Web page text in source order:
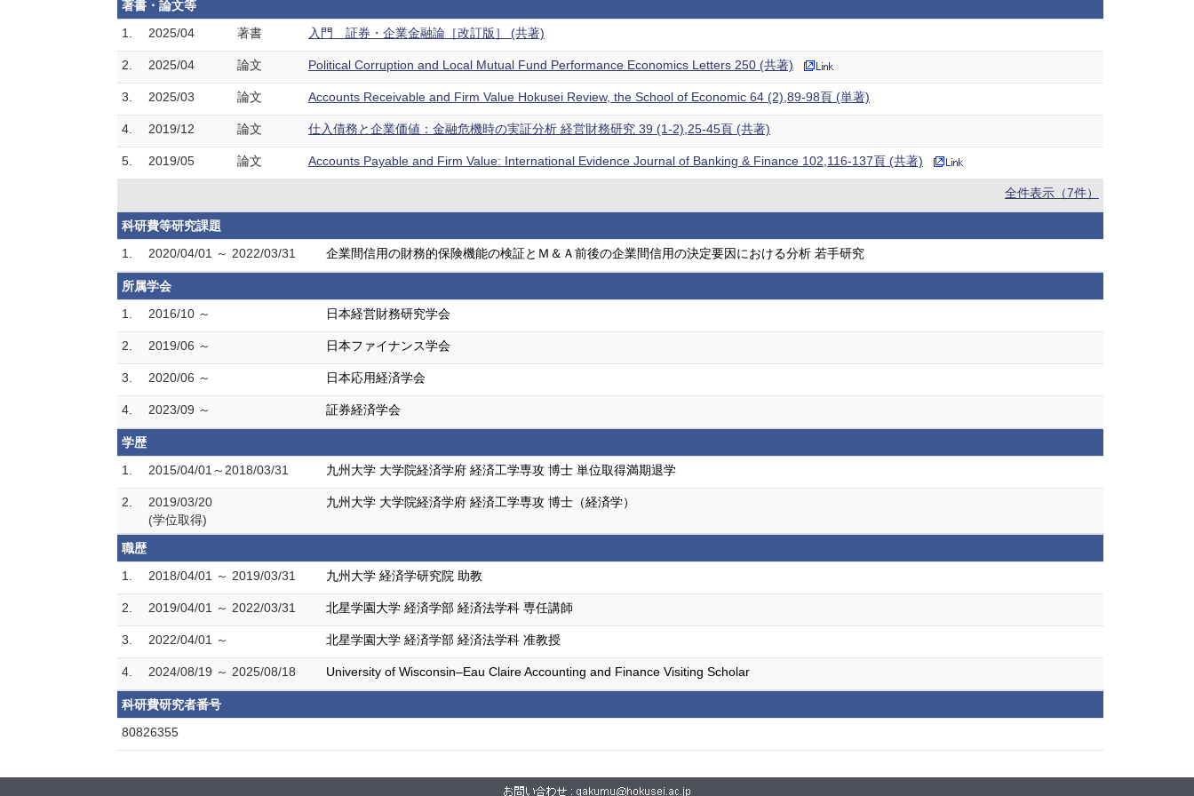
著書・論文等
1.
2025/04 著書 入門 証券・企業金融論［改訂版］ (共著)
2. 2025/04 論文 Political Corruption and Local Mutual Fund Performance Economics Letters 250 (共著)
3. 2025/03 論文 Accounts Receivable and Firm Value Hokusei Review, the School of Economic 64 (2),89-98頁 (単著)
4. 2019/12 論文 仕入債務と企業価値：金融危機時の実証分析 経営財務研究 39 (1-2),25-45頁 (共著)
5. 2019/05 論文 Accounts Payable and Firm Value: International Evidence Journal of Banking & Finance 102,116-137頁 (共著)
全件表示（7件）
科研費等研究課題
1.
2020/04/01 ～ 2022/03/31 企業間信用の財務的保険機能の検証とＭ＆Ａ前後の企業間信用の決定要因における分析 若手研究
所属学会
1.
2016/10 ～ 日本経営財務研究学会
2. 2019/06 ～ 日本ファイナンス学会
3. 2020/06 ～ 日本応用経済学会
4. 2023/09 ～ 証券経済学会
学歴
1.
2015/04/01～2018/03/31 九州大学 大学院経済学府 経済工学専攻 博士 単位取得満期退学
2.
2019/03/20
(学位取得)
九州大学 大学院経済学府 経済工学専攻 博士（経済学）
職歴
1.
2018/04/01 ～ 2019/03/31 九州大学 経済学研究院 助教
2. 2019/04/01 ～ 2022/03/31 北星学園大学 経済学部 経済法学科 専任講師
3. 2022/04/01 ～ 北星学園大学 経済学部 経済法学科 准教授
4. 2024/08/19 ～ 2025/08/18 University of Wisconsin–Eau Claire Accounting and Finance Visiting Scholar
科研費研究者番号
80826355